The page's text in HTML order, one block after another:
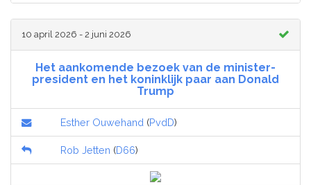
10 april 2026 - 2 juni 2026
Het aankomende bezoek van de minister-
president en het koninklijk paar aan Donald
Trump
Esther Ouwehand (PvdD)
Rob Jetten (D66)